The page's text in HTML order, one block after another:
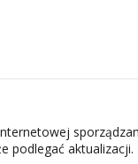
podlegać aktualizacji.